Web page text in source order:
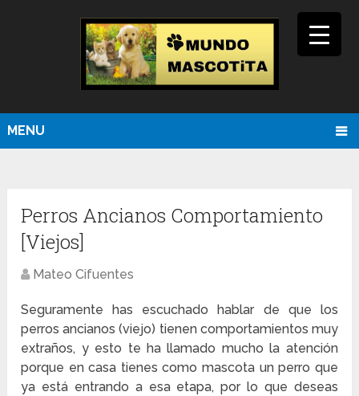
MENU
Perros Ancianos Comportamiento
[Viejos]
Mateo Cifuentes
Seguramente has escuchado hablar de que los
perros ancianos (viejo) tienen comportamientos muy
extraños, y esto te ha llamado mucho la atención
porque en casa tienes como mascota un perro que
ya está entrando a esa etapa, por lo que deseas